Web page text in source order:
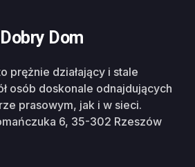
Dom
prężnie działający i stale
osób doskonale odnajdujących
prasowym, jak i w sieci.
6, 35-302 Rzeszów